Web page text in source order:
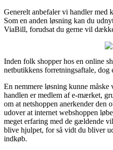
Generelt anbefaler vi handler med
Som en anden løsning kan du
ViaBill, forudsat du gerne vil
Inden folk shopper hos en online
netbutikkens forretningsaftale, dog
En nemmere løsning kunne
handlen er medlem af e-mærket,
om at netshoppen anerkender den
udover at internet webshoppen
meget erfaring med de gældende
blive hjulpet, for så vidt du bliver
indkøb.